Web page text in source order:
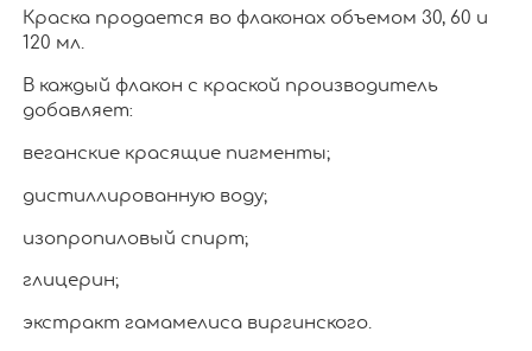
Краска продается во флаконах объемом 30, 60 и
120 мл.
В каждый флакон с краской производитель
добавляет:
веганские красящие пигменты;
дистиллированную воду;
изопропиловый спирт;
глицерин;
экстракт гамамелиса виргинского.